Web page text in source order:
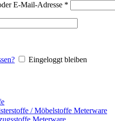
E-Mail-Adresse *
Eingeloggt bleiben
/ Möbelstoffe Meterware
Meterware